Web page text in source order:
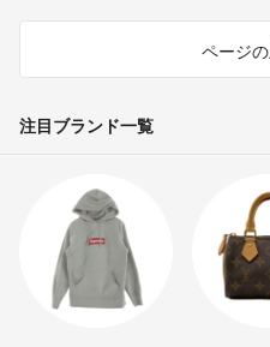
ページ
注目ブランド一覧